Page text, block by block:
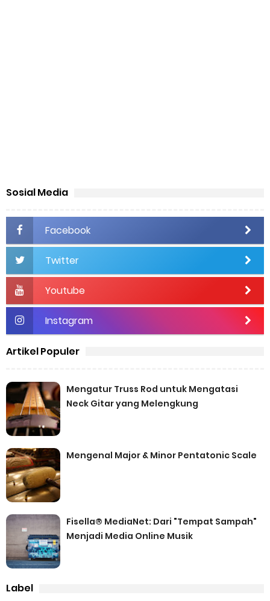
Sosial Media
Facebook
Twitter
Youtube
Instagram
Artikel Populer
Mengatur Truss Rod untuk Mengatasi
Neck Gitar yang Melengkung
Mengenal Major & Minor Pentatonic Scale
Fisella® MediaNet: Dari "Tempat Sampah"
Menjadi Media Online Musik
Label